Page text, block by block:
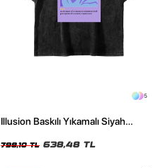
5
Illusion Baskılı Yıkamalı Siyah
798,10 TL 638,48 TL